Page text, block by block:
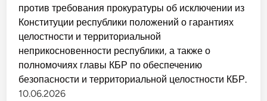
против требования прокуратуры об исключении из
Конституции республики положений о гарантиях
целостности и территориальной
неприкосновенности республики, а также о
полномочиях главы КБР по обеспечению
безопасности и территориальной целостности КБР.
10.06.2026